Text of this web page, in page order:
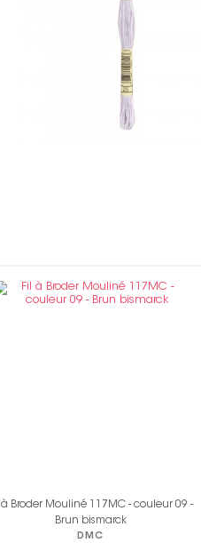
Fil à Broder Mouliné 117MC - couleur 10 -
Pate d'amande
DMC